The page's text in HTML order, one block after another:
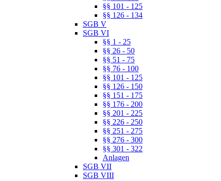
§§ 101 - 125
§§ 126 - 134
SGB V
SGB VI
§§ 1 - 25
§§ 26 - 50
§§ 51 - 75
§§ 76 - 100
§§ 101 - 125
§§ 126 - 150
§§ 151 - 175
§§ 176 - 200
§§ 201 - 225
§§ 226 - 250
§§ 251 - 275
§§ 276 - 300
§§ 301 - 322
Anlagen
SGB VII
SGB VIII